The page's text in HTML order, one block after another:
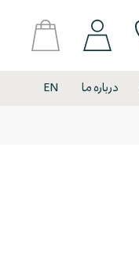
درباره ما EN